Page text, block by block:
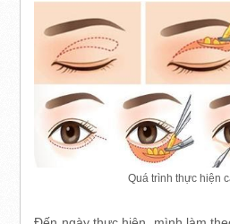
Quá trình thực hiện